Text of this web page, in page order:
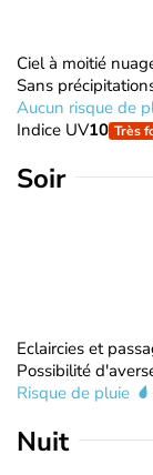
Ciel à moitié
Sans
Aucun risque de
Indice UV10 Très
Soir
Eclaircies et
Possibilité
Risque de pluie
Nuit